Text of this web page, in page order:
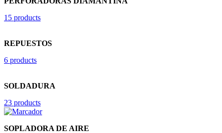
15 products
REPUESTOS
6 products
SOLDADURA
23 products
SOPLADORA DE AIRE